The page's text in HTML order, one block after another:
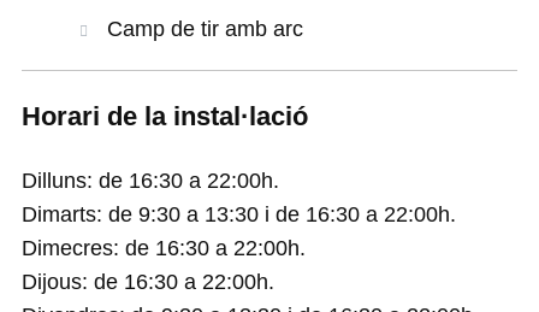
Camp de tir amb arc
Horari de la instal·lació
Dilluns: de 16:30 a 22:00h.
Dimarts: de 9:30 a 13:30 i de 16:30 a 22:00h.
Dimecres: de 16:30 a 22:00h.
Dijous: de 16:30 a 22:00h.